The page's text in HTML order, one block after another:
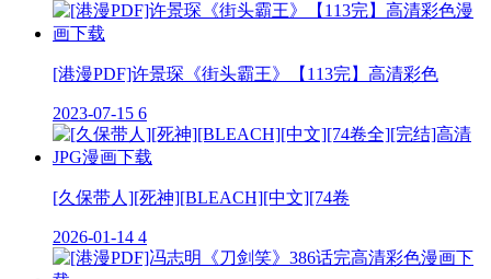
[港漫PDF]许景琛《街头霸王》【113完】高清彩色
2023-07-15 6
[久保带人][死神][BLEACH][中文][74卷
2026-01-14 4